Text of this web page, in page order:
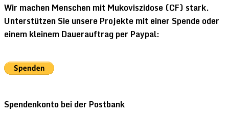
Wir machen Menschen mit Mukoviszidose (CF) stark.
Unterstützen Sie unsere Projekte mit einer Spende oder
einem kleinem Dauerauftrag per Paypal:
Spendenkonto bei der Postbank